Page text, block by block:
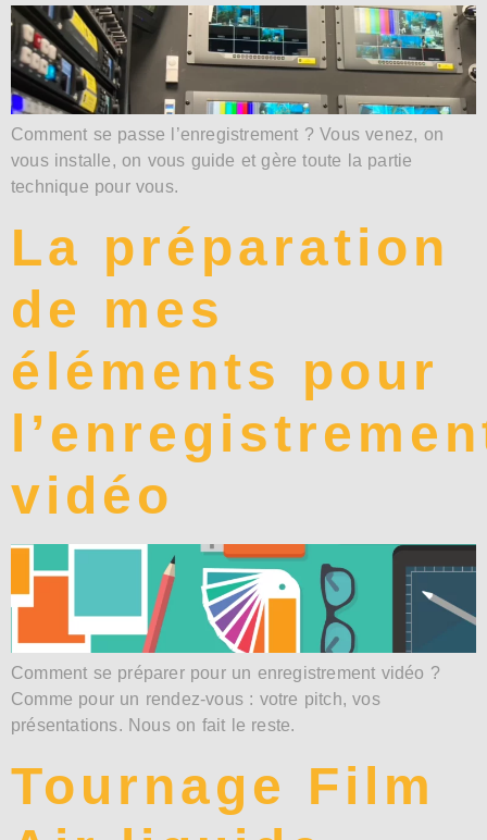
Comment se passe l’enregistrement ? Vous venez, on
vous installe, on vous guide et gère toute la partie
technique pour vous.
La préparation
de mes
éléments pour
vidéo
Comment se préparer pour un enregistrement vidéo ?
Comme pour un rendez-vous : votre pitch, vos
présentations. Nous on fait le reste.
Tournage Film